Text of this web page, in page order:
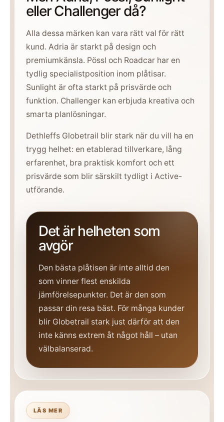
eller Challenger då?
Alla dessa märken kan vara rätt val för rätt
kund. Adria är starkt på design och
premiumkänsla. Pössl och Roadcar har en
tydlig specialistposition inom plåtisar.
Sunlight är ofta starkt på prisvärde och
funktion. Challenger kan erbjuda kreativa och
smarta planlösningar.
Dethleffs Globetrail blir stark när du vill ha en
trygg helhet: en etablerad tillverkare, lång
erfarenhet, bra praktisk komfort och ett
prisvärde som blir särskilt tydligt i Active-
utförande.
Det är helheten som
avgör
Den bästa plåtisen är inte alltid den
som vinner flest enskilda
jämförelsepunkter. Det är den som
passar din resa bäst. För många kunder
blir Globetrail stark just därför att den
inte känns extrem åt något håll – utan
välbalanserad.
LÄS MER